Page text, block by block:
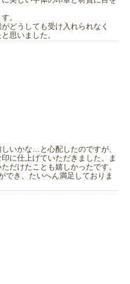
。
どうしても受け入れられなく
思いました。
いかな…と心配したのですが、
に仕上げていただきました。ま
だけたことも嬉しかったです。
でき、たいへん満足しておりま